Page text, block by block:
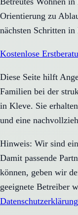
Orientierung zu
nächsten Schritten
Kostenlose
Diese Seite hilft
Familien bei der
in Kleve. Sie
und eine
Hinweis: Wir sind
Damit passende
können, geben wir
geeignete Betreiber
Datenschutzerklärung